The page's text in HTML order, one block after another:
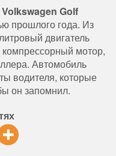
Volkswagen Golf
прошлого года. Из
двигатель
мотор,
Автомобиль
водителя, которые
он запомнил.